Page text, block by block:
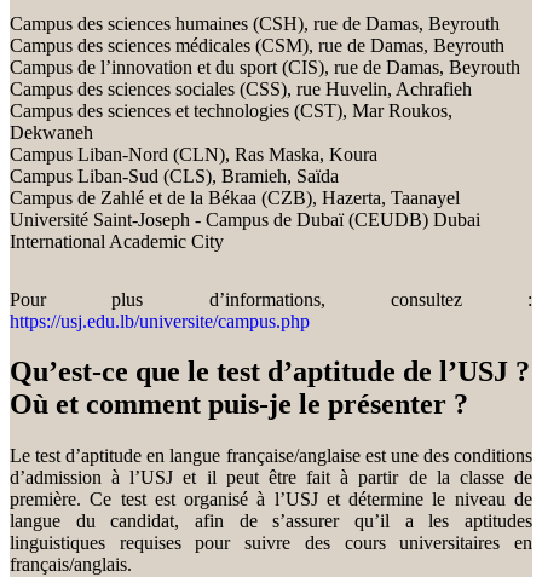
Campus des sciences humaines (CSH), rue de Damas, Beyrouth
Campus des sciences médicales (CSM), rue de Damas, Beyrouth
Campus de l’innovation et du sport (CIS), rue de Damas, Beyrouth
Campus des sciences sociales (CSS), rue Huvelin, Achrafieh
Campus des sciences et technologies (CST), Mar Roukos,
Dekwaneh
Campus Liban-Nord (CLN), Ras Maska, Koura
Campus Liban-Sud (CLS), Bramieh, Saïda
Campus de Zahlé et de la Békaa (CZB), Hazerta, Taanayel
Université Saint-Joseph - Campus de Dubaï (CEUDB) Dubai
International Academic City
Pour plus d’informations, consultez :
https://usj.edu.lb/universite/campus.php
Qu’est-ce que le test d’aptitude de l’USJ ?
Où et comment puis-je le présenter ?
Le test d’aptitude en langue française/anglaise est une des conditions
d’admission à l’USJ et il peut être fait à partir de la classe de
première. Ce test est organisé à l’USJ et détermine le niveau de
langue du candidat, afin de s’assurer qu’il a les aptitudes
linguistiques requises pour suivre des cours universitaires en
français/anglais.